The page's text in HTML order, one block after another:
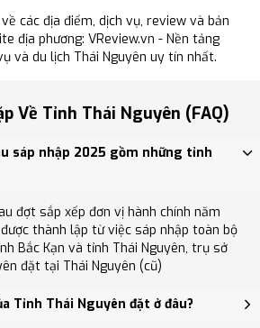
các địa điểm, dịch vụ, review và bản
địa phương: VReview.vn - Nền tảng
và du lịch Thái Nguyên uy tín nhất.
Về Tỉnh Thái Nguyên (FAQ)
sáp nhập 2025 gồm những tỉnh
đợt sắp xếp đơn vị hành chính năm
thành lập từ việc sáp nhập toàn bộ
Bắc Kạn và tỉnh Thái Nguyên, trụ sở
đặt tại Thái Nguyên (cũ)
Tỉnh Thái Nguyên đặt ở đâu?